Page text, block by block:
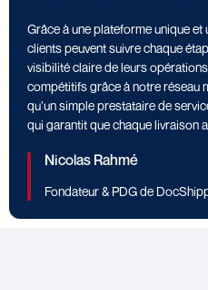
Grâce à une plateforme unique
clients peuvent suivre chaque
visibilité claire de leurs
compétitifs grâce à notre réseau
qu’un simple prestataire de
qui garantit que chaque livraison
Nicolas Rahmé
Fondateur & PDG de